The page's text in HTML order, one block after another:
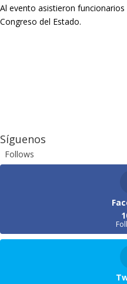
Al evento asistieron
Congreso del Estado.
Síguenos
Follows